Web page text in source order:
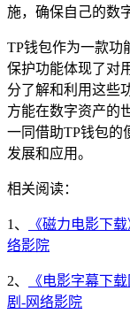
施，确保自己的数
TP钱包作为一款功
保护功能体现了对
分了解和利用这些
方能在数字资产的
一同借助TP钱包的
发展和应用。
相关阅读：
1、
《磁力电影下
络影院
2、
《电影字幕下
剧-网络影院